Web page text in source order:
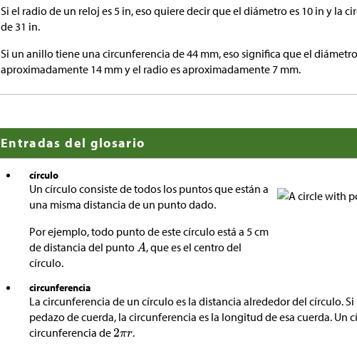
Si el radio de un reloj es 5 in, eso quiere decir que el diámetro es 10 in y la
de 31 in.
Si un anillo tiene una circunferencia de 44 mm, eso significa que el
aproximadamente 14 mm y el radio es aproximadamente 7 mm.
Entradas del glosario
círculo
Un círculo consiste de todos los puntos que están a
una misma distancia de un punto dado.
Por ejemplo, todo punto de este círculo está a 5 cm
de distancia del punto
, que es el centro del
círculo.
circunferencia
La circunferencia de un círculo es la distancia alrededor del círculo.
pedazo de cuerda, la circunferencia es la longitud de esa cuerda. Un
circunferencia de
.